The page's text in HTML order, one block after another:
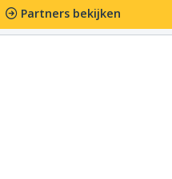
Partners bekijken